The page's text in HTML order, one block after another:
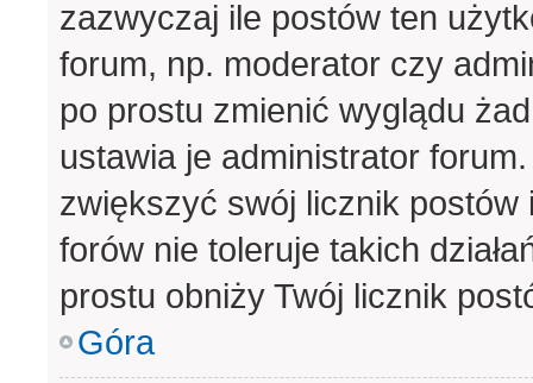
zazwyczaj ile postów ten
forum, np. moderator czy
po prostu zmienić wyglądu
ustawia je administrator
zwiększyć swój licznik
forów nie toleruje takich
prostu obniży Twój licznik
Góra